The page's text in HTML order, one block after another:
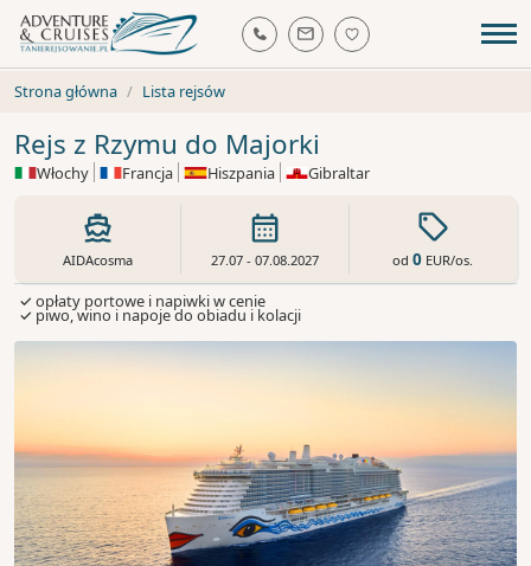
Strona główna Lista rejsów
Rejs z Rzymu do Majorki
Włochy Francja Hiszpania Gibraltar
AIDAcosma 27.07 - 07.08.2027 od0 EUR/os.
✓ opłaty portowe i napiwki w cenie
✓ piwo, wino i napoje do obiadu i kolacji